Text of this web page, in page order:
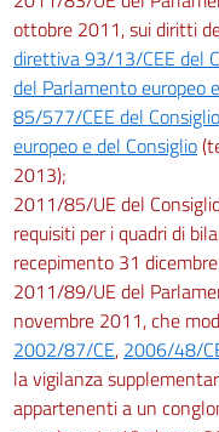
ottobre 2011, sui diritti
direttiva 93/13/CEE del
del Parlamento europeo
85/577/CEE del Consiglio
europeo e del Consiglio
2013);
2011/85/UE del
requisiti per i quadri di
recepimento 31
2011/89/UE del
novembre 2011, che
2002/87/CE, 2006/48/
la vigilanza
appartenenti a un